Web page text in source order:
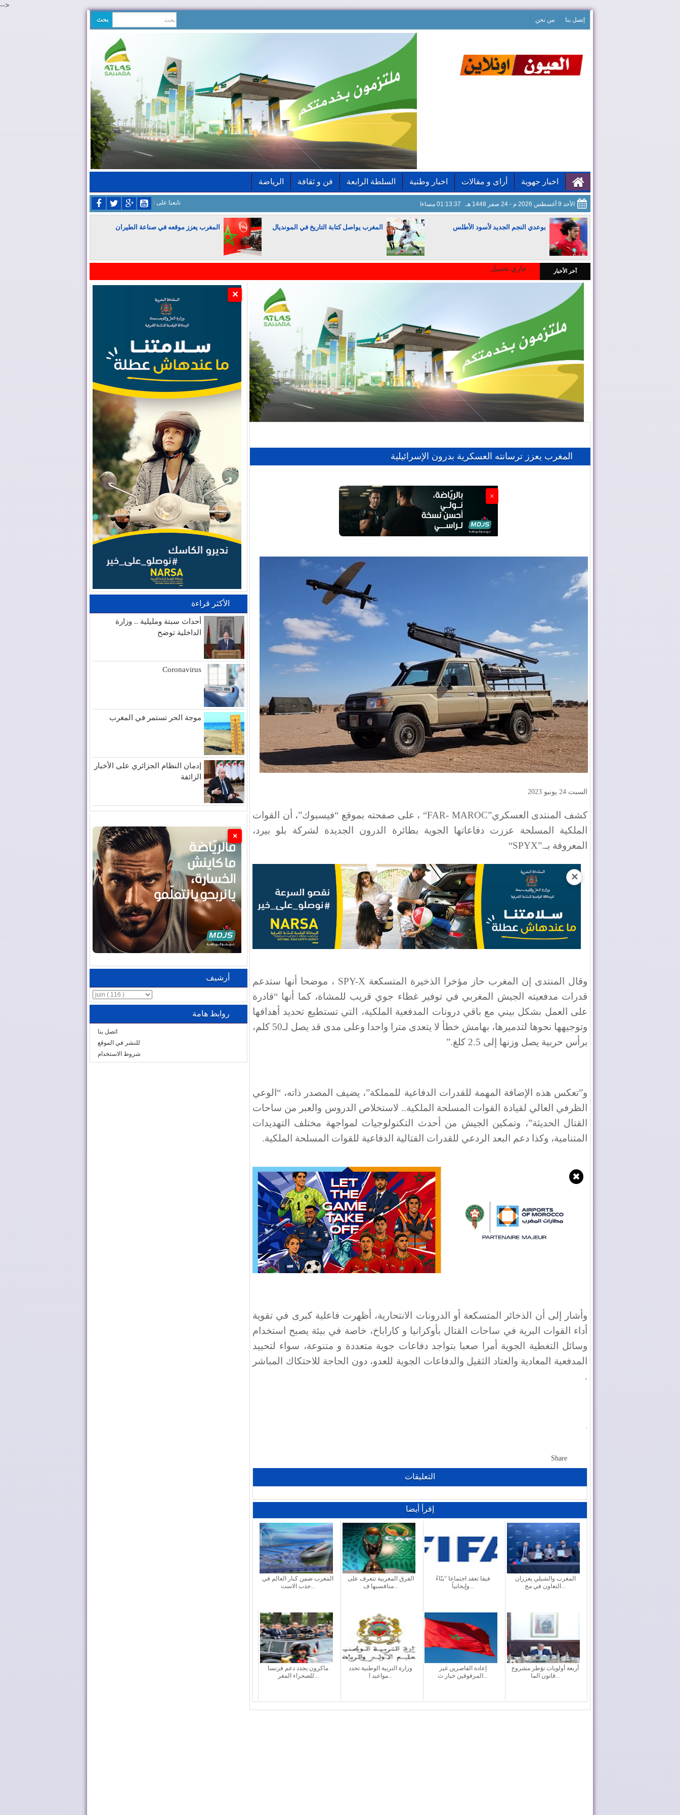
-->
إتصل بنا من نحن
اخبار جهوية أراى و مقالات اخبار وطنية السلطة الرابعة فن و ثقافة الرياضة
الأحد 9 أغسطس 2026 م - 24 صفر 1448 هـ 01:13:38 مساءا : تابعنا على
بوعدي النجم الجديد لأسود الأطلس المغرب يواصل كتابة التاريخ في المونديال المغرب يعزز موقعه في صناعة الطيران
المغرب يجذب كبار المستثمرين آخر الأخبار
المغرب يعزز ترسانته العسكرية بدرون الإسرائيلية
×
السبت 24 يونيو 2023
كشف المنتدى العسكري“FAR- MAROC” ، على صفحته بموقع “فيسبوك”، أن القوات
الملكية المسلحة عززت دفاعاتها الجوية بطائرة الدرون الجديدة لشركة بلو بيرد،
المعروفة بـ“SPYX”.
✕
وقال المنتدى إن المغرب حاز مؤخرا الذخيرة المتسكعة SPY-X ، موضحا أنها ستدعم
قدرات مدفعيته الجيش المغربي في توفير غطاء جوي قريب للمشاة، كما أنها “قادرة
على العمل بشكل بيني مع باقي درونات المدفعية الملكية، التي تستطيع تحديد أهدافها
وتوجيهها نحوها لتدميرها، بهامش خطأ لا يتعدى مترا واحدا وعلى مدى قد يصل لـ50 كلم،
برأس حربية يصل وزنها إلى 2.5 كلغ
”.
و”تعكس هذه الإضافة المهمة للقدرات الدفاعية للمملكة”، يضيف المصدر ذاته، “الوعي
الظرفي العالي لقيادة القوات المسلحة الملكية.. لاستخلاص الدروس والعبر من ساحات
القتال الحديثة”، وتمكين الجيش من أحدث التكنولوجيات لمواجهة مختلف التهديدات
المتنامية، وكذا دعم البعد الردعي للقدرات القتالية الدفاعية للقوات المسلحة الملكية.
✖
وأشار إلى أن الذخائر المتسكعة أو الدرونات الانتحارية، أظهرت فاعلية كبرى في تقوية
أداء القوات البرية في ساحات القتال بأوكرانيا و كاراباخ، خاصة في بيئة يصبح استخدام
وسائل التغطية الجوية أمرا صعبا بتواجد دفاعات جوية متعددة و متنوعة، سواء لتحييد
المدفعية المعادية والعتاد الثقيل والدفاعات الجوية للعدو، دون الحاجة للاحتكاك المباشر
.
Share
التعليقات
إقرأ أيضا
المغرب ضمن كبار العالم في
جذب الاست...
الفرق المغربية تتعرف على
منافسيها ف...
فيفا تعقد اجتماعا “بنّاءً
المغرب والشيلي يعززان
ماكرون يجدد دعم فرنسا
وزارة التربية الوطنية تحدد
مواعيد ا...
إعادة القاصرين غير
أربعة أولويات تؤطر مشروع
✕
الأكثر قراءة
أحداث سبتة ومليلية .. وزارة
الداخلية توضح
Coronavirus
موجة الحر تستمر في المغرب
إدمان النظام الجزائري على الأخبار
الزائفة
×
أرشيف
روابط هامة
اتصل بنا
للنشر في الموقع
شروط الاستخدام